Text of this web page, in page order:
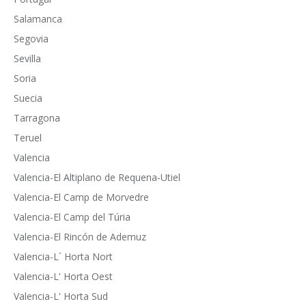
Salamanca
Segovia
Sevilla
Soria
Suecia
Tarragona
Teruel
Valencia
Valencia-El Altiplano de Requena-Utiel
Valencia-El Camp de Morvedre
Valencia-El Camp del Túria
Valencia-El Rincón de Ademuz
Valencia-L´ Horta Nort
Valencia-L' Horta Oest
Valencia-L' Horta Sud